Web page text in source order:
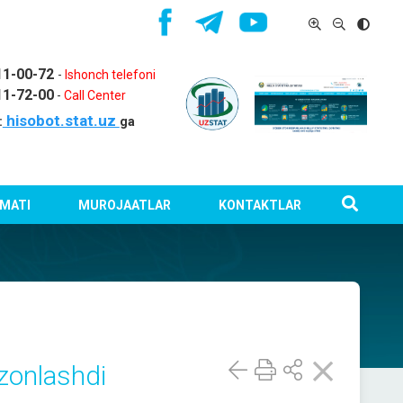
00-72 - Ishonch telefoni
72-00- Call Center
hisobot.stat.uz ga
MUROJAATLAR KONTAKTLAR